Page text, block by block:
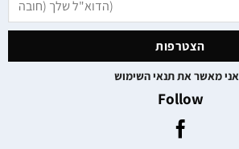
אני מאשר את תנאי השימוש
Follow